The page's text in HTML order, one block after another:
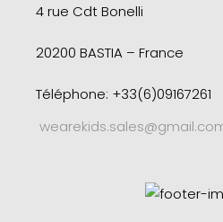
4 rue CdtBonelli
20200 BASTIA – France
Téléphone: +33(6)09167261